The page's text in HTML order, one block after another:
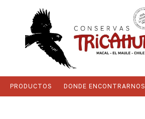
PRODUCTOS DONDE ENCONTRARNOS